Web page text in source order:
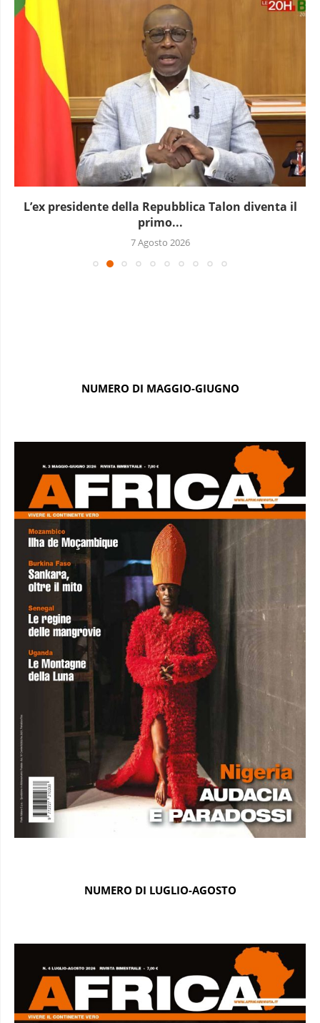
L’ex presidente della Repubblica Talon diventa il
primo...
7 Agosto 2026
NUMERO DI MAGGIO-GIUGNO
NUMERO DI LUGLIO-AGOSTO